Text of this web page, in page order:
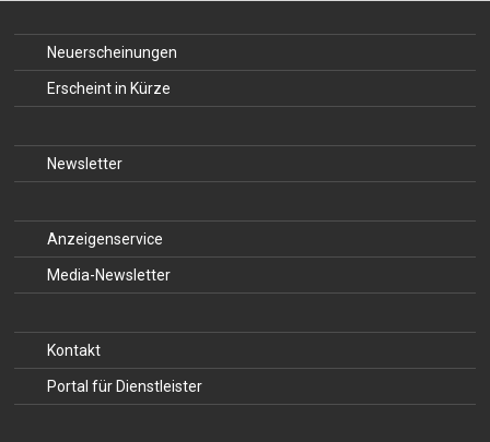
Verlag
Sprache / Language: DE
Neuerscheinungen
Erscheint in Kürze
Newsletter
Anzeigenservice
Media-Newsletter
Kontakt
Portal für Dienstleister